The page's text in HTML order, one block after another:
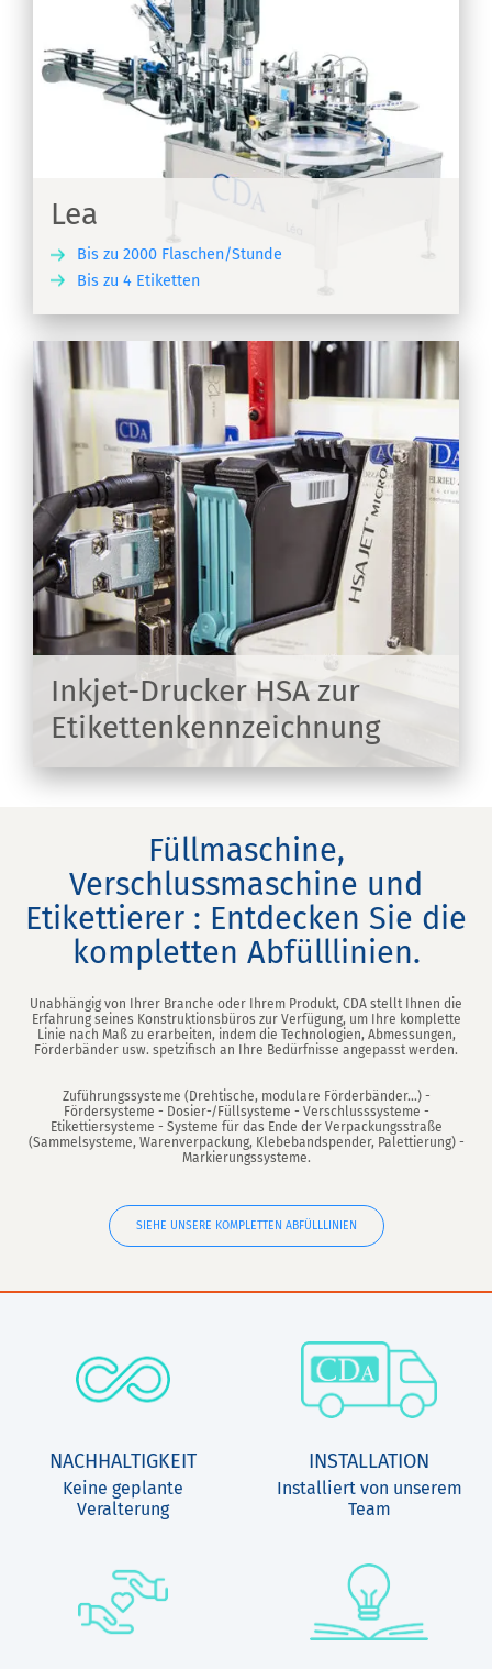
Lea
Bis zu 2000 Flaschen/Stunde
Bis zu 4 Etiketten
Inkjet-Drucker HSA zur
Etikettenkennzeichnung
Füllmaschine,
Verschlussmaschine und
Etikettierer : Entdecken Sie die
kompletten Abfülllinien.
Unabhängig von Ihrer Branche oder Ihrem Produkt, CDA stellt Ihnen die
Erfahrung seines Konstruktionsbüros zur Verfügung, um Ihre komplette
Linie nach Maß zu erarbeiten, indem die Technologien, Abmessungen,
Förderbänder usw. spetzifisch an Ihre Bedürfnisse angepasst werden.
Zuführungssysteme (Drehtische, modulare Förderbänder...) -
Fördersysteme - Dosier-/Füllsysteme - Verschlusssysteme -
Etikettiersysteme - Systeme für das Ende der Verpackungsstraße
(Sammelsysteme, Warenverpackung, Klebebandspender, Palettierung) -
Markierungssysteme.
SIEHE UNSERE KOMPLETTEN ABFÜLLLINIEN
NACHHALTIGKEIT
Keine geplante
Veralterung
INSTALLATION
Installiert von unserem
Team